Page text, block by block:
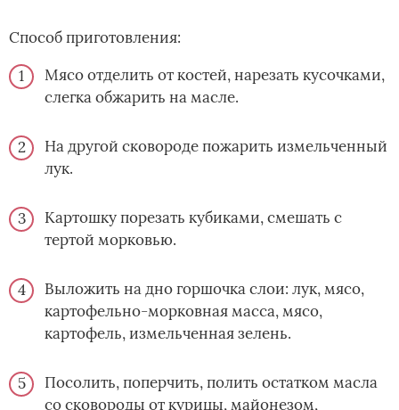
Способ приготовления:
Мясо отделить от костей, нарезать кусочками,
слегка обжарить на масле.
На другой сковороде пожарить измельченный
лук.
Картошку порезать кубиками, смешать с
тертой морковью.
Выложить на дно горшочка слои: лук, мясо,
картофельно-морковная масса, мясо,
картофель, измельченная зелень.
Посолить, поперчить, полить остатком масла
со сковороды от курицы, майонезом,